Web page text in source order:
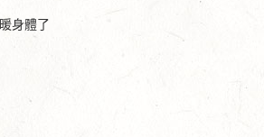
身體了